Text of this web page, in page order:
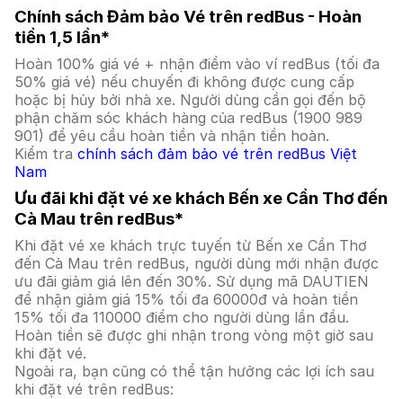
Chính sách Đảm bảo Vé trên redBus - Hoàn
tiền 1,5 lần*
Hoàn 100% giá vé + nhận điểm vào ví redBus (tối đa
50% giá vé) nếu chuyến đi không được cung cấp
hoặc bị hủy bởi nhà xe. Người dùng cần gọi đến bộ
phận chăm sóc khách hàng của redBus (1900 989
901) để yêu cầu hoàn tiền và nhận tiền hoàn.
Kiểm tra chính sách đảm bảo vé trên redBus Việt
Nam
Ưu đãi khi đặt vé xe khách Bến xe Cần Thơ đến
Cà Mau trên redBus*
Khi đặt vé xe khách trực tuyến từ Bến xe Cần Thơ
đến Cà Mau trên redBus, người dùng mới nhận được
ưu đãi giảm giá lên đến 30%. Sử dụng mã DAUTIEN
để nhận giảm giá 15% tối đa 60000đ và hoàn tiền
15% tối đa 110000 điểm cho người dùng lần đầu.
Hoàn tiền sẽ được ghi nhận trong vòng một giờ sau
khi đặt vé.
Ngoài ra, bạn cũng có thể tận hưởng các lợi ích sau
khi đặt vé trên redBus: